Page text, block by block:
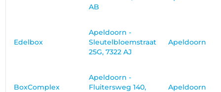
AB
Edelbox
Apeldoorn -
Sleutelbloemstraat
25G, 7322 AJ
Apeldoorn
BoxComplex
Apeldoorn -
Fluitersweg 140,
Apeldoorn